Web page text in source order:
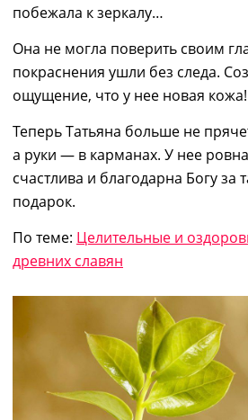
побежала к зеркалу…
Она не могла поверить своим
покраснения ушли без следа.
ощущение, что у нее новая кожа!
Теперь Татьяна больше не
а руки ― в карманах. У нее
счастлива и благодарна Богу за
подарок.
По теме: Целительные и
древних славян